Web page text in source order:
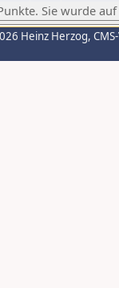
Sie wurde
Heinz Herzog,